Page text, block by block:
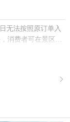
无法按照原订单入
消费者可在景区购
价。

程顺利圆满完成，